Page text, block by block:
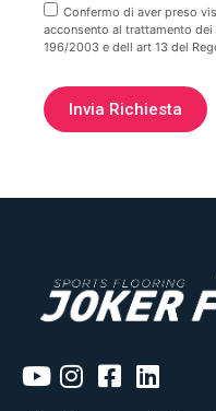
Confermo di aver preso
acconsento al trattamento
196/2003 e dell art 13 del